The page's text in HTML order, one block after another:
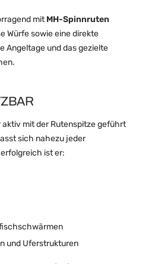
mitMH-Spinnruten
Würfe sowie eine direkte
Angeltage und das gezielte
aktiv mit der Rutenspitze geführt
sich nahezu jeder
ist er:
und Uferstrukturen